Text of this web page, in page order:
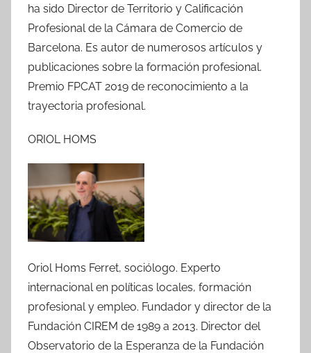
ha sido Director de Territorio y Calificación
Profesional de la Cámara de Comercio de
Barcelona. Es autor de numerosos artículos y
publicaciones sobre la formación profesional.
Premio FPCAT 2019 de reconocimiento a la
trayectoria profesional.
ORIOL HOMS
Oriol Homs Ferret, sociólogo. Experto
internacional en políticas locales, formación
profesional y empleo. Fundador y director de la
Fundación CIREM de 1989 a 2013. Director del
Observatorio de la Esperanza de la Fundación